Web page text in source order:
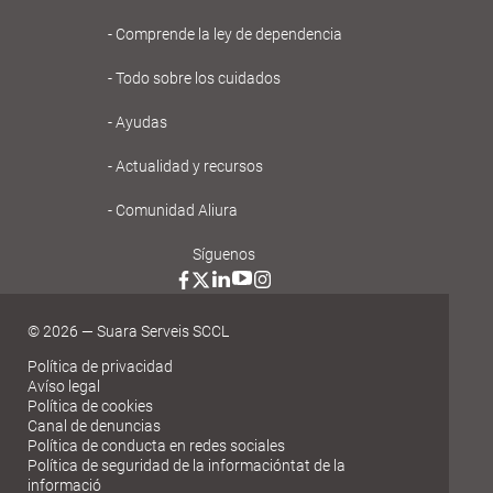
principal
Gent
Gran
Comprende la ley de dependencia
Todo sobre los cuidados
Ayudas
Actualidad y recursos
Comunidad Aliura
Síguenos
© 2026 — Suara Serveis SCCL
Política de privacidad
Avíso legal
Política de cookies
Canal de denuncias
Política de conducta en redes sociales
Política de seguridad de la informacióntat de la
informació